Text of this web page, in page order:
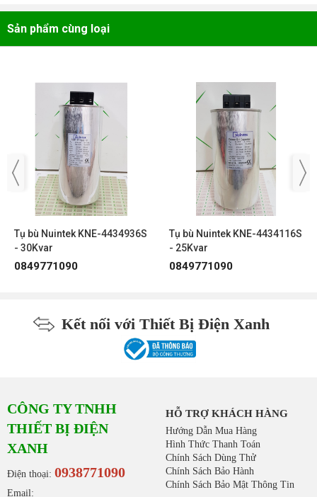
Các sản phẩm cùng loại
4436576S
40Kvar
Tụ bù 3 pha KNE-
4438226S
Tụ bù khô Nuintek 440V,
50Kvar
Liên hệ ngay ! Để có mức giá ưu đãi tốt nhất
dành cho Quý khách hàng. Khách hàng đặt mua
các sản phẩm khác của hoặc với số lượng
lớn xin vui lòng email cho chúng tôi để có mức
giá hợp lý nhất.
0938 77 1090
Sản phẩm cùng loại
Tụ bù Nuintek KNE-4434936S
- 30Kvar
0849771090
Tụ bù Nuintek KNE-4434116S
- 25Kvar
0849771090
Kết nối với Thiết Bị Điện Xanh
CÔNG TY TNHH
THIẾT BỊ ĐIỆN
XANH
Điện thoại: 0938771090
Email:
HỖ TRỢ KHÁCH HÀNG
Hướng Dẫn Mua Hàng
Hình Thức Thanh Toán
Chính Sách Dùng Thử
Chính Sách Bảo Hành
Chính Sách Bảo Mật Thông Tin